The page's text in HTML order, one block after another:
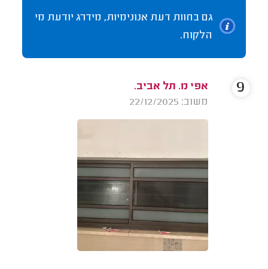
גם בחוות דעת אנונימיות, מידרג יודעת מי
הלקוח.
אפי מ. תל אביב.
משוב: 22/12/2025
9